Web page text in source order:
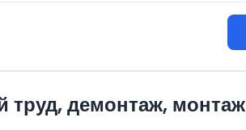
труд, демонтаж, монтаж